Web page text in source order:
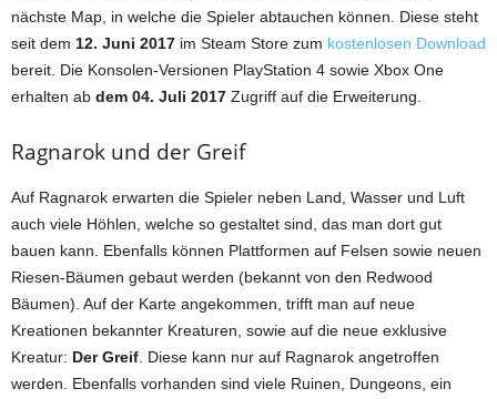
nächste Map, in welche die Spieler abtauchen können. Diese steht
seit dem 12. Juni 2017 im Steam Store zum kostenlosen Download
bereit. Die Konsolen-Versionen PlayStation 4 sowie Xbox One
erhalten ab dem 04. Juli 2017 Zugriff auf die Erweiterung.
Ragnarok und der Greif
Auf Ragnarok erwarten die Spieler neben Land, Wasser und Luft
auch viele Höhlen, welche so gestaltet sind, das man dort gut
bauen kann. Ebenfalls können Plattformen auf Felsen sowie neuen
Riesen-Bäumen gebaut werden (bekannt von den Redwood
Bäumen). Auf der Karte angekommen, trifft man auf neue
Kreationen bekannter Kreaturen, sowie auf die neue exklusive
Kreatur: Der Greif . Diese kann nur auf Ragnarok angetroffen
werden. Ebenfalls vorhanden sind viele Ruinen, Dungeons, ein